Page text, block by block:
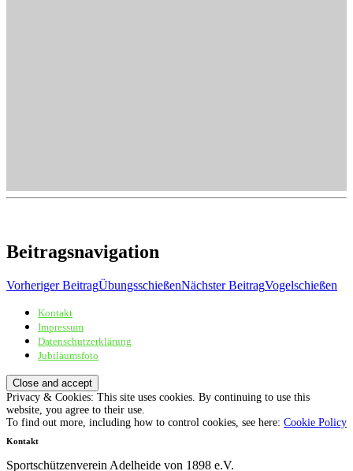
Beitragsnavigation
Vorheriger BeitragÜbungsschießenNächster BeitragVogelschießen
Sportschützenverein Adelheide von 1898 e.V.
Kontakt
Impressum
Datenschutzerklärung
Jubiläumsfoto
Privacy & Cookies: This site uses cookies. By continuing to use this
website, you agree to their use.
To find out more, including how to control cookies, see here: Cookie Policy
Kontakt
Sportschützenverein Adelheide von 1898 e.V.